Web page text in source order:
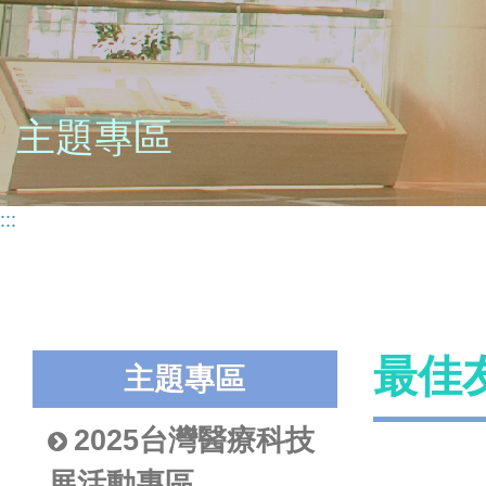
主題專區
:::
主題專區
2025台灣醫療科技
最佳